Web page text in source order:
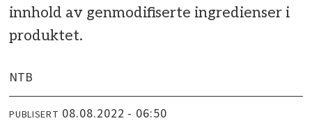
innhold av genmodifiserte ingredienser i
produktet.
NTB
PUBLISERT 08.08.2022 - 06:50